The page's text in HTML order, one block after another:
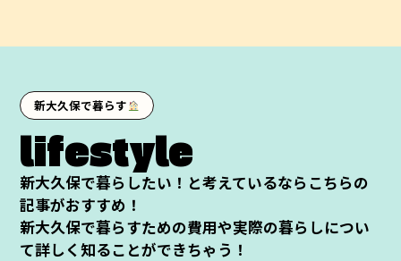
新大久保で暮らす
lifestyle
新大久保で暮らしたい！と考えているならこちらの
記事がおすすめ！
新大久保で暮らすための費用や実際の暮らしについ
て詳しく知ることができちゃう！